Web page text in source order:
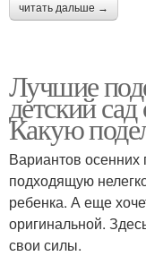
читать дальше →
Лучшие
детский
Какую
Вариантов осенних
подходящую
ребенка. А еще
оригинальной.
свои силы.